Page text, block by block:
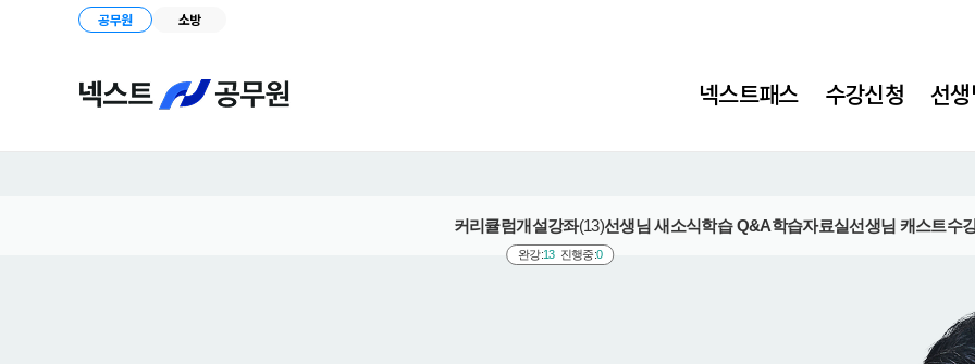
공무원 소방
넥스트패스 수강신청 선
커리큘럼개설강좌(13)
완강:13 진행중:0
선생님 새소식학습 Q&A학습자료실선생님 캐스트수